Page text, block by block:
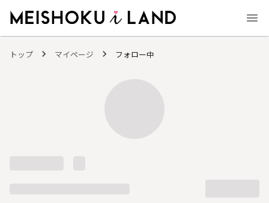
トップ マイページ フォロー中